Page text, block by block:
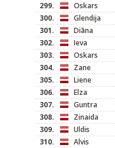
299.
Oskars
300.
Glendija
301.
Diāna
302.
Ieva
303.
Oskars
304.
Zane
305.
Liene
306.
Elza
307.
Guntra
308.
Zinaida
309.
Uldis
310.
Alvis